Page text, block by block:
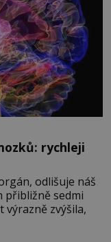
rychleji
odlišuje náš
přibližně sedmi
zvýšila,